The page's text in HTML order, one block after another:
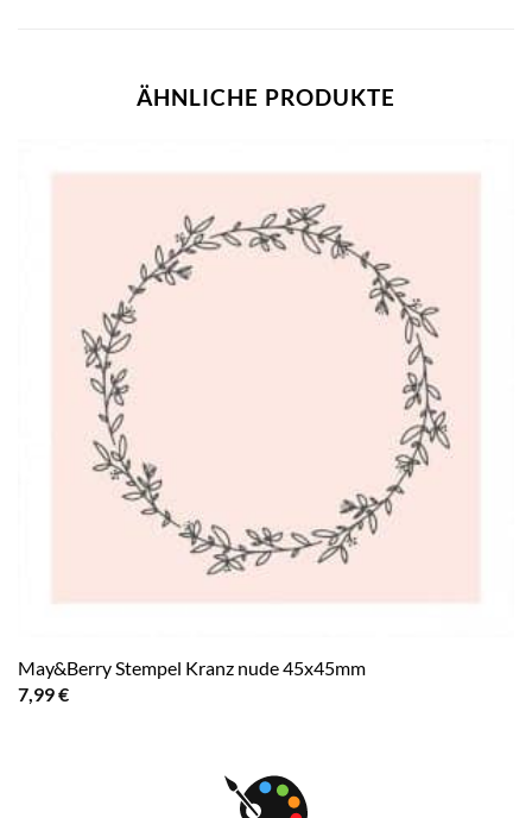
ÄHNLICHE PRODUKTE
May&Berry Stempel Kranz nude 45x45mm
7,99€